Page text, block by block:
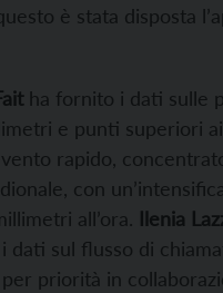
è stata disposta
ha fornito i dati sulle
e punti superiori
rapido,
con
all’ora. Ilenia
dati sul flusso di
priorità in